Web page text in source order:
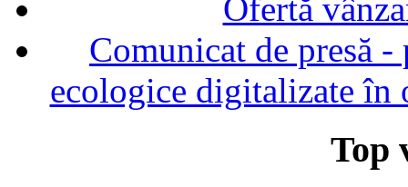
Ofertă
Comunicat de presă
ecologice digitalizate în
Top